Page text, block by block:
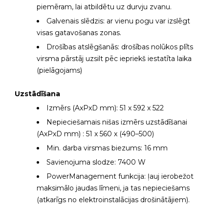
piemēram, lai atbildētu uz durvju zvanu.
Galvenais slēdzis: ar vienu pogu var izslēgt
visas gatavošanas zonas.
Drošības atslēgšanās: drošības nolūkos plīts
virsma pārstāj uzsilt pēc iepriekš iestatīta laika
(pielāgojams)
Uzstādīšana
Izmērs (AxPxD mm): 51 x 592 x 522
Nepieciešamais nišas izmērs uzstādīšanai
(AxPxD mm) : 51 x 560 x (490–500)
Min. darba virsmas biezums: 16 mm
Savienojuma slodze: 7400 W
PowerManagement funkcija: ļauj ierobežot
maksimālo jaudas līmeni, ja tas nepieciešams
(atkarīgs no elektroinstalācijas drošinātājiem).